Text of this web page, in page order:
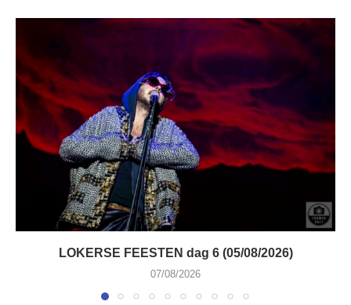
LOKERSE FEESTEN dag 6 (05/08/2026)
07/08/2026